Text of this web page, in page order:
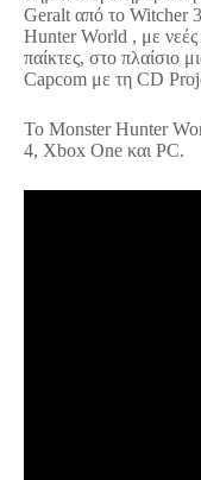
Geralt από το Witcher
Hunter World , με νεές
παίκτες, στο πλαίσιο
Capcom με τη CD
Το Monster Hunter
4, Xbox One και PC.